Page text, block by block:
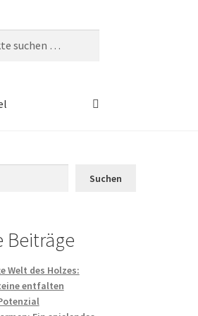
Suchen
Beiträge
Welt des Holzes:
entfalten